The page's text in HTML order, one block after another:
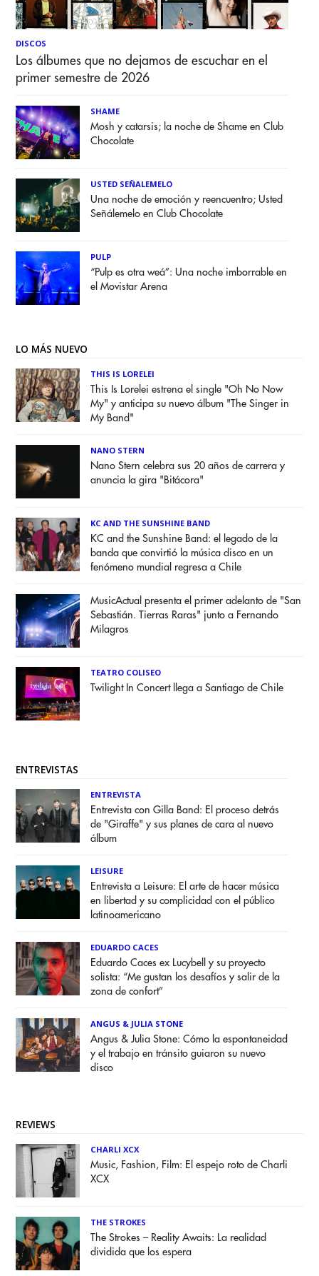
DISCOS
Los álbumes que no dejamos de escuchar en el
primer semestre de 2026
SHAME
Mosh y catarsis; la noche de Shame en Club
Chocolate
USTED SEÑALEMELO
Una noche de emoción y reencuentro; Usted
Señálemelo en Club Chocolate
PULP
“Pulp es otra weá”: Una noche imborrable en
el Movistar Arena
LO MÁS NUEVO
THIS IS LORELEI
This Is Lorelei estrena el single "Oh No Now
My" y anticipa su nuevo álbum "The Singer in
My Band"
NANO STERN
Nano Stern celebra sus 20 años de carrera y
anuncia la gira "Bitácora"
KC AND THE SUNSHINE BAND
KC and the Sunshine Band: el legado de la
banda que convirtió la música disco en un
fenómeno mundial regresa a Chile
MusicActual presenta el primer adelanto de "San
Sebastián. Tierras Raras" junto a Fernando
Milagros
TEATRO COLISEO
Twilight In Concert llega a Santiago de Chile
ENTREVISTAS
ENTREVISTA
Entrevista con Gilla Band: El proceso detrás
de "Giraffe" y sus planes de cara al nuevo
álbum
LEISURE
Entrevista a Leisure: El arte de hacer música
en libertad y su complicidad con el público
latinoamericano
EDUARDO CACES
Eduardo Caces ex Lucybell y su proyecto
solista: “Me gustan los desafíos y salir de la
zona de confort”
ANGUS & JULIA STONE
Angus & Julia Stone: Cómo la espontaneidad
y el trabajo en tránsito guiaron su nuevo
disco
REVIEWS
CHARLI XCX
Music, Fashion, Film: El espejo roto de Charli
XCX
THE STROKES
The Strokes – Reality Awaits: La realidad
dividida que los espera